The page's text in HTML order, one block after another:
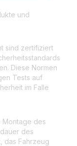
und
sind zertifiziert
Diese Normen
Tests auf
im Falle
Montage des
des
das Fahrzeug